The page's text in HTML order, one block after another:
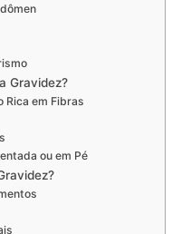
Gravidez?
Rica em Fibras
ou em Pé